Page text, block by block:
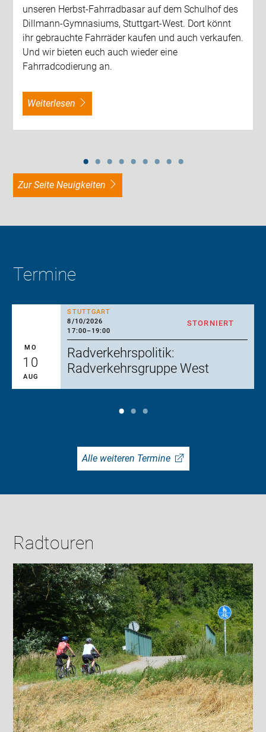
unseren Herbst-Fahrradbasar auf dem Schulhof des
Dillmann-Gymnasiums, Stuttgart-West. Dort könnt
ihr gebrauchte Fahrräder kaufen und auch verkaufen.
Und wir bieten euch auch wieder eine
Fahrradcodierung an.
weiterlesen
zur Seite Neuigkeiten
Termine
STORNIERT
STUTTGART
8/10/2026
17:00–19:00
MO
10
AUG
Radverkehrspolitik:
Radverkehrsgruppe West
Alle weiteren Termine
Radtouren